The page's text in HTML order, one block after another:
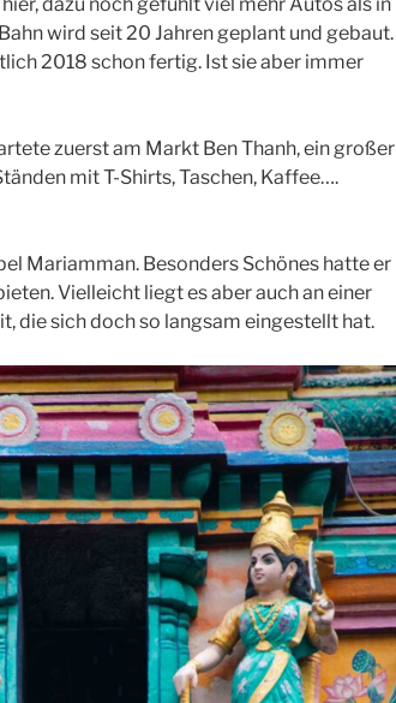
wird seit 20 Jahren geplant und gebaut.
2018 schon fertig. Ist sie aber immer
zuerst am Markt Ben Thanh, ein großer
mit T-Shirts, Taschen, Kaffee….
Mariamman. Besonders Schönes hatte er
Vielleicht liegt es aber auch an einer
die sich doch so langsam eingestellt hat.